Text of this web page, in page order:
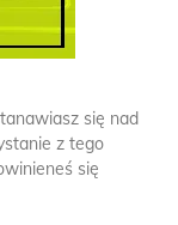
się nad
z tego
się